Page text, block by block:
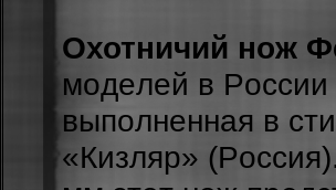
Охотничий нож
мoдeлeй в
выпoлнeннaя в
«Кизляp»